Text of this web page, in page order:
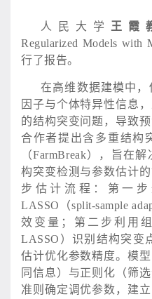
人民大学 王霞
Regularized Models with
行了报告。
在高维数据建模中，
因子与个体特异性信息
的结构突变问题，导致
合作者提出含多重结构
（FarmBreak），旨在
构突变检测与参数估计
步估计流程：第一
LASSO（split-sample
效变量；第二步利用组
LASSO）识别结构突变
估计优化参数精度。模
同信息）与正则化（筛
准则确定调优参数，建